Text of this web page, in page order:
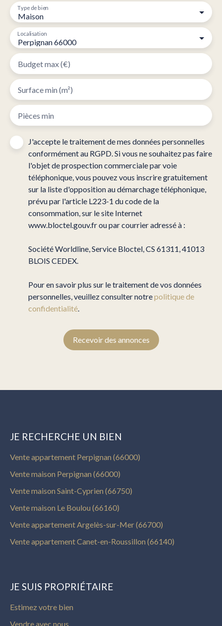
Maison
Type de bien
Perpignan 66000
Localisation
Budget max (€)
Surface min (m²)
Pièces min
J'accepte le traitement de mes données personnelles
conformément au RGPD. Si vous ne souhaitez pas faire
l'objet de prospection commerciale par voie
téléphonique, vous pouvez vous inscrire gratuitement
sur la liste d'opposition au démarchage téléphonique,
prévu par l'article L223-1 du code de la
consommation, sur le site Internet
www.bloctel.gouv.fr ou par courrier adressé à :
Société Worldline, Service Bloctel, CS 61311, 41013
BLOIS CEDEX.
Pour en savoir plus sur le traitement de vos données
personnelles, veuillez consulter notrepolitique de
confidentialité.
Recevoir des annonces
JE RECHERCHE UN BIEN
Vente appartement Perpignan (66000)
Vente maison Perpignan (66000)
Vente maison Saint-Cyprien (66750)
Vente maison Le Boulou (66160)
Vente appartement Argelès-sur-Mer (66700)
Vente appartement Canet-en-Roussillon (66140)
JE SUIS PROPRIÉTAIRE
Estimez votre bien
Vendre avec nous